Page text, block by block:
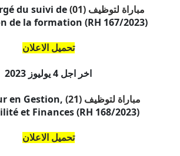
مباراة لتوظيف (01)
du suivi de
de la formation (RH 167/2023)
تحميل الاعلان
اخر اجل 4 يوليوز 2023
مباراة لتوظيف (21)
en Gestion,
et Finances (RH 168/2023)
تحميل الاعلان